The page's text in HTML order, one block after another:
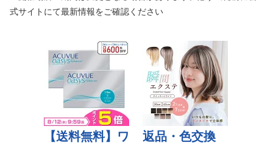
式サイトにて最新情報をご確認ください